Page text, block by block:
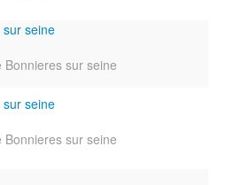
seine
sur seine
seine
sur seine